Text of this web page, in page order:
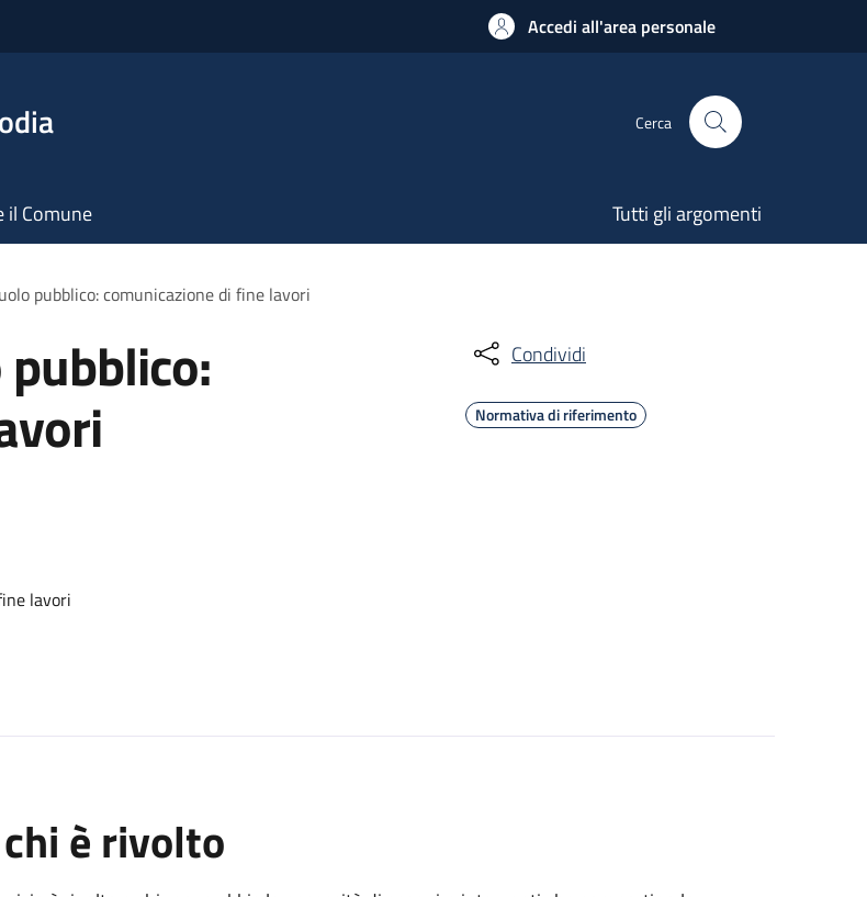
Accedi all'area personale
Cerca
il Comune Tutti gli argomenti
pubblico: comunicazione di fine lavori
lavori
Condividi
Normativa di riferimento
è rivolto